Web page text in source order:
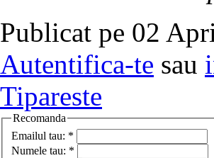
Publicat pe 02
Autentifica-te sau
Tipareste
Recomanda
Emailul tau: *
Numele tau: *